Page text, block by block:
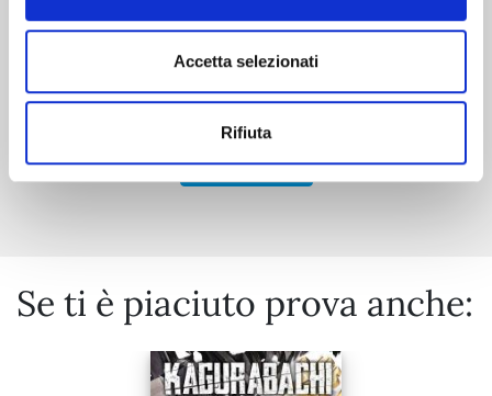
Accetta selezionati
Rifiuta
€ 14,90
Mostra tutto
Se ti è piaciuto prova anche: